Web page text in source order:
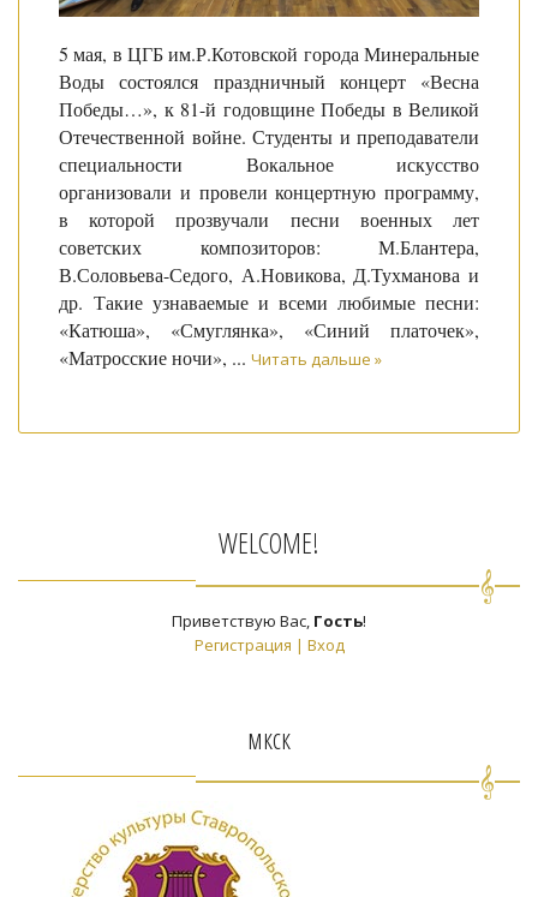
5 мая, в ЦГБ им.Р.Котовской города Минеральные
Воды состоялся праздничный концерт «Весна
Победы…», к 81-й годовщине Победы в Великой
Отечественной войне. Студенты и преподаватели
специальности Вокальное искусство
организовали и провели концертную программу,
в которой прозвучали песни военных лет
советских композиторов: М.Блантера,
В.Соловьева-Седого, А.Новикова, Д.Тухманова и
др. Такие узнаваемые и всеми любимые песни:
«Катюша», «Смуглянка», «Синий платочек»,
«Матросские ночи», ... Читать дальше »
WELCOME!
Приветствую Вас, Гость!
Регистрация | Вход
мкск